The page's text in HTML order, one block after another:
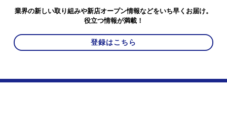
業界の新しい取り組みや新店オープン情報などをいち早くお届け。
役立つ情報が満載！
登録はこちら